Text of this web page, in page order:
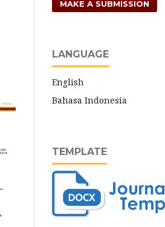
MAKE A SUBMISSION
LANGUAGE
English
Bahasa Indonesia
TEMPLATE